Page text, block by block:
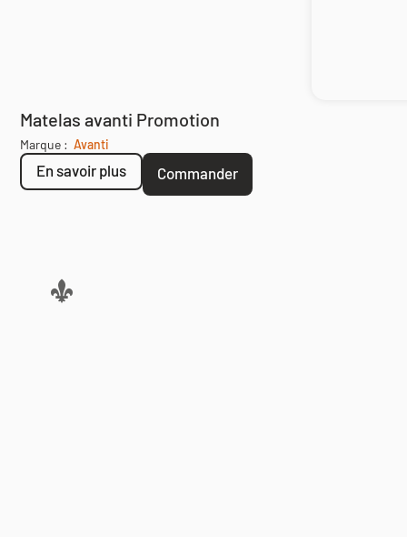
Matelas avanti Promotion
Marque : Avanti
En savoir plus Commander